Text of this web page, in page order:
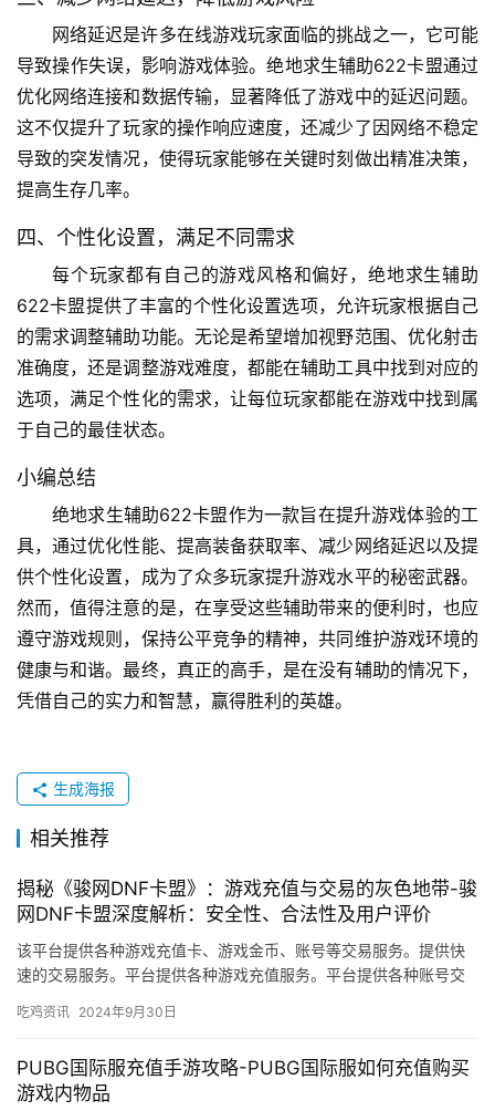
网络延迟是许多在线游戏玩家面临的挑战之一，它可能
导致操作失误，影响游戏体验。绝地求生辅助622卡盟通过
优化网络连接和数据传输，显著降低了游戏中的延迟问题。
这不仅提升了玩家的操作响应速度，还减少了因网络不稳定
导致的突发情况，使得玩家能够在关键时刻做出精准决策，
提高生存几率。
四、个性化设置，满足不同需求
每个玩家都有自己的游戏风格和偏好，绝地求生辅助
622卡盟提供了丰富的个性化设置选项，允许玩家根据自己
的需求调整辅助功能。无论是希望增加视野范围、优化射击
准确度，还是调整游戏难度，都能在辅助工具中找到对应的
选项，满足个性化的需求，让每位玩家都能在游戏中找到属
于自己的最佳状态。
小编总结
绝地求生辅助622卡盟作为一款旨在提升游戏体验的工
具，通过优化性能、提高装备获取率、减少网络延迟以及提
供个性化设置，成为了众多玩家提升游戏水平的秘密武器。
然而，值得注意的是，在享受这些辅助带来的便利时，也应
遵守游戏规则，保持公平竞争的精神，共同维护游戏环境的
健康与和谐。最终，真正的高手，是在没有辅助的情况下，
凭借自己的实力和智慧，赢得胜利的英雄。
生成海报
相关推荐
揭秘《骏网DNF卡盟》：游戏充值与交易的灰色地带-骏
网DNF卡盟深度解析：安全性、合法性及用户评价
该平台提供各种游戏充值卡、游戏金币、账号等交易服务。提供快
速的交易服务。平台提供各种游戏充值服务。平台提供各种账号交
吃鸡资讯 2024年9月30日
PUBG国际服充值手游攻略-PUBG国际服如何充值购买
游戏内物品